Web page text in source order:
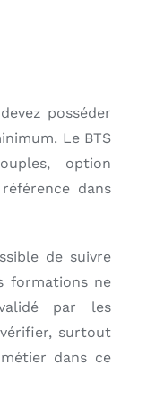
posséder
Le BTS
option
dans
de suivre
formations ne
par les
surtout
dans ce